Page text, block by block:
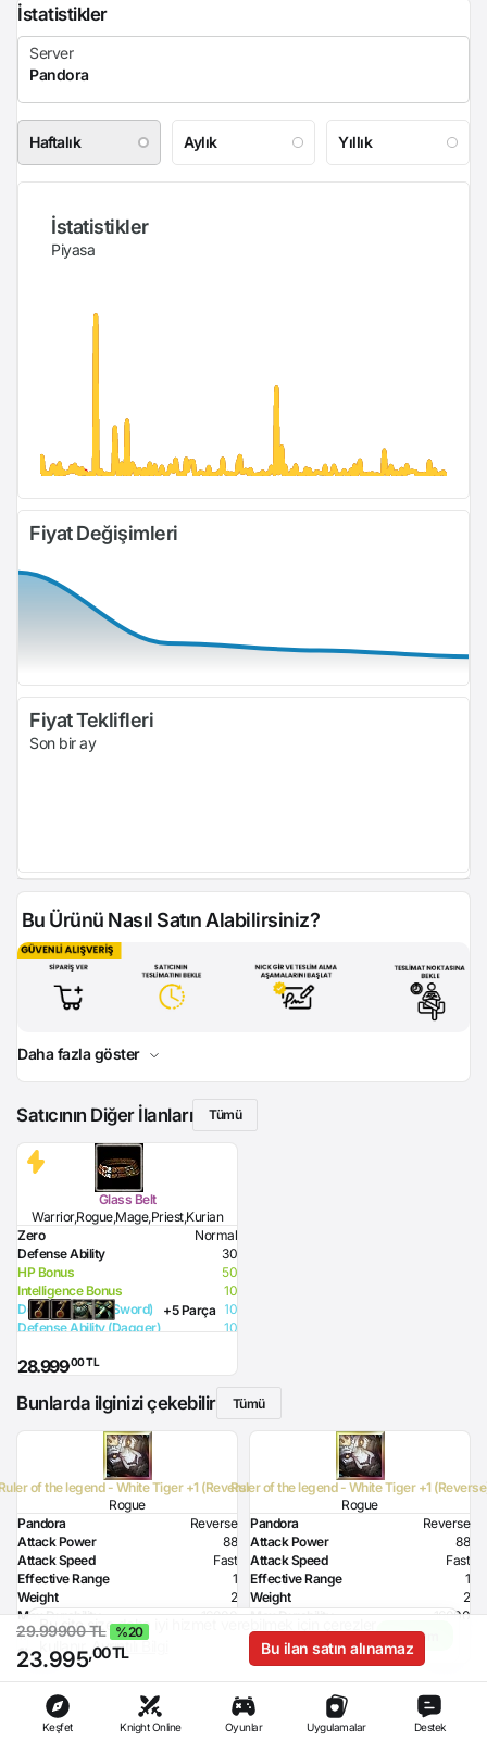
İstatistikler
Haftalık Aylık Yıllık
İstatistikler
Piyasa
Fiyat Değişimleri
Fiyat Teklifleri
Son bir ay
Bu Ürünü Nasıl Satın Alabilirsiniz?
Daha fazla göster
Satıcının Diğer İlanları Tümü
Glass Belt
Warrior,Rogue,Mage,Priest,Kurian
Zero
Normal
Defense Ability
30
HP Bonus
50
Intelligence Bonus
10
Defense Ability (Sword)
10
Defense Ability (Dagger)
10
Defense Ability (Club)
Defense Ability (Axe)
10
+5 Parça
28.999,00 TL
Bunlarda ilginizi çekebilir Tümü
of the legend - White Tiger +1 (Reverse)
Rogue
Pandora
Reverse
Attack Power
88
Attack Speed
Fast
Effective Range
1
Weight
2
Max Durability
16000
Glacier Damage
Required Level
Required Dexterity
17.999,00 TL - %11
15.995,00 TL
Ruler of the legend - White Tiger +1
Rogue
Pandora
Reverse
Attack Power
88
Attack Speed
Fast
Effective Range
1
Weight
2
Max Durability
16000
Glacier Damage
Required Level
Required Dexterity
24.499,00 TL - %2
23.999,00 TL
Bu site size daha iyi hizmet verebilmek için çerezler
Ayrıntılı Bilgi
Anladım
29.99900 TL %20
23.995,00 TL Bu ilan satın alınamaz
Keşfet Knight Online Oyunlar Uygulamalar Destek